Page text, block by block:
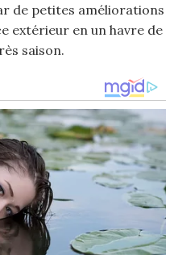
de petites améliorations
extérieur en un havre de
saison.